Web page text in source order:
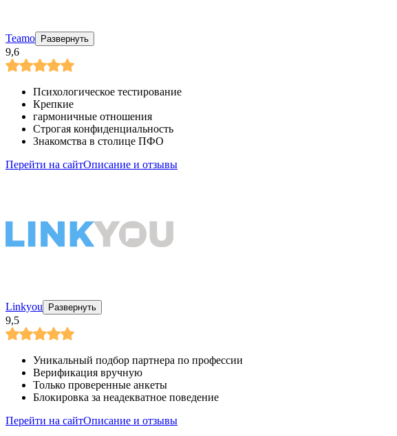
Teamo Развернуть
9,6
Психологическое тестирование
Крепкие
гармоничные отношения
Строгая конфиденциальность
Знакомства в столице ПФО
Перейти на сайтОписание и отзывы
Linkyou Развернуть
9,5
Уникальный подбор партнера по профессии
Верификация вручную
Только проверенные анкеты
Блокировка за неадекватное поведение
Перейти на сайтОписание и отзывы